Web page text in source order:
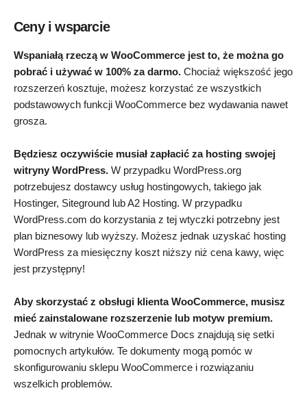
Ceny i wsparcie
Wspaniałą rzeczą w WooCommerce jest to, że można go
pobrać i używać w 100% za darmo. Chociaż większość jego
rozszerzeń kosztuje, możesz korzystać ze wszystkich
podstawowych funkcji WooCommerce bez wydawania nawet
grosza.
Będziesz oczywiście musiał zapłacić za hosting swojej
witryny WordPress. W przypadku WordPress.org
potrzebujesz dostawcy usług hostingowych, takiego jak
Hostinger, Siteground lub A2 Hosting. W przypadku
WordPress.com do korzystania z tej wtyczki potrzebny jest
plan biznesowy lub wyższy. Możesz jednak uzyskać hosting
WordPress za miesięczny koszt niższy niż cena kawy, więc
jest przystępny!
Aby skorzystać z obsługi klienta WooCommerce, musisz
mieć zainstalowane rozszerzenie lub motyw premium.
Jednak w witrynie WooCommerce Docs znajdują się setki
pomocnych artykułów. Te dokumenty mogą pomóc w
skonfigurowaniu sklepu WooCommerce i rozwiązaniu
wszelkich problemów.